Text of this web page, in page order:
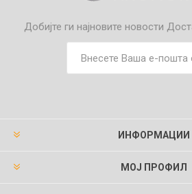
Добијте ги најновите новости
ИНФОРМАЦИИ
МОЈ ПРОФИЛ